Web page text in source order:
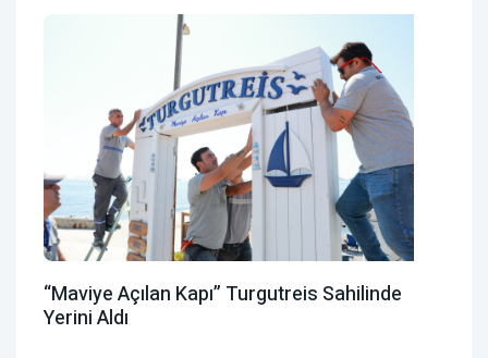
“Maviye Açılan Kapı” Turgutreis Sahilinde
Yerini Aldı